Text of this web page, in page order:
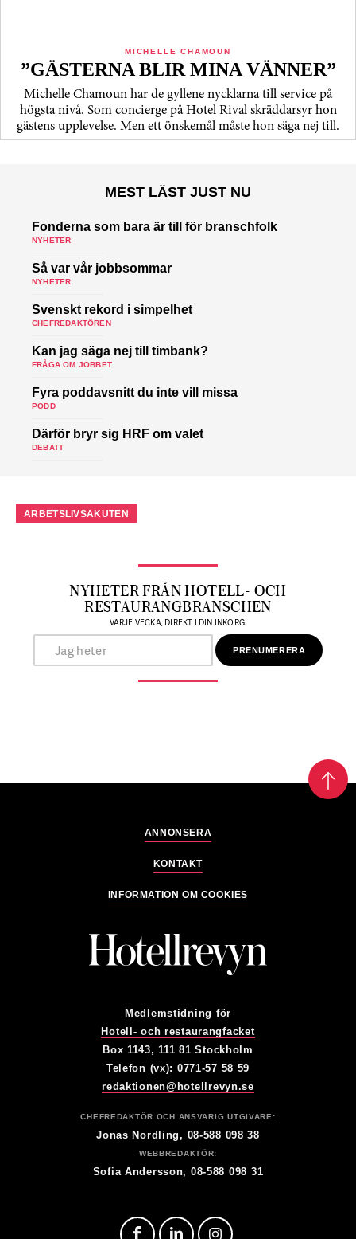
MICHELLE CHAMOUN
”GÄSTERNA BLIR MINA VÄNNER”
Michelle Chamoun har de gyllene nycklarna till service på
högsta nivå. Som concierge på Hotel Rival skräddarsyr hon
gästens upp­levelse. Men ett önskemål måste hon säga nej till.
MEST LÄST JUST NU
Fonderna som bara är till för branschfolk
NYHETER
Så var vår jobbsommar
NYHETER
Svenskt rekord i simpelhet
CHEFREDAKTÖREN
Kan jag säga nej till timbank?
FRÅGA OM JOBBET
Fyra poddavsnitt du inte vill missa
PODD
Därför bryr sig HRF om valet
DEBATT
ARBETSLIVSAKUTEN
NYHETER FRÅN HOTELL- OCH
RESTAURANGBRANSCHEN
VARJE VECKA, DIREKT I DIN INKORG.
ANNONSERA
KONTAKT
INFORMATION OM COOKIES
Medlemstidning för
Hotell- och restaurangfacket
Box 1143, 111 81 Stockholm
Telefon (vx): 0771-57 58 59
redaktionen@hotellrevyn.se
CHEFREDAKTÖR OCH ANSVARIG UTGIVARE:
Jonas Nordling, 08-588 098 38
WEBBREDAKTÖR:
Sofia Andersson, 08-588 098 31